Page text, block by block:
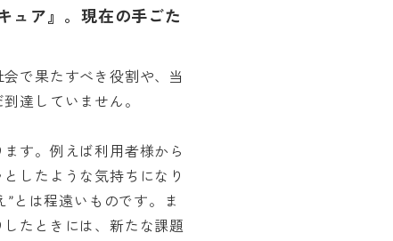
ュア』。現在の手ごた
で果たすべき役割や、当
達していません。
す。例えば利用者様から
したような気持ちになり
”とは程遠いものです。ま
たときには、新たな課題